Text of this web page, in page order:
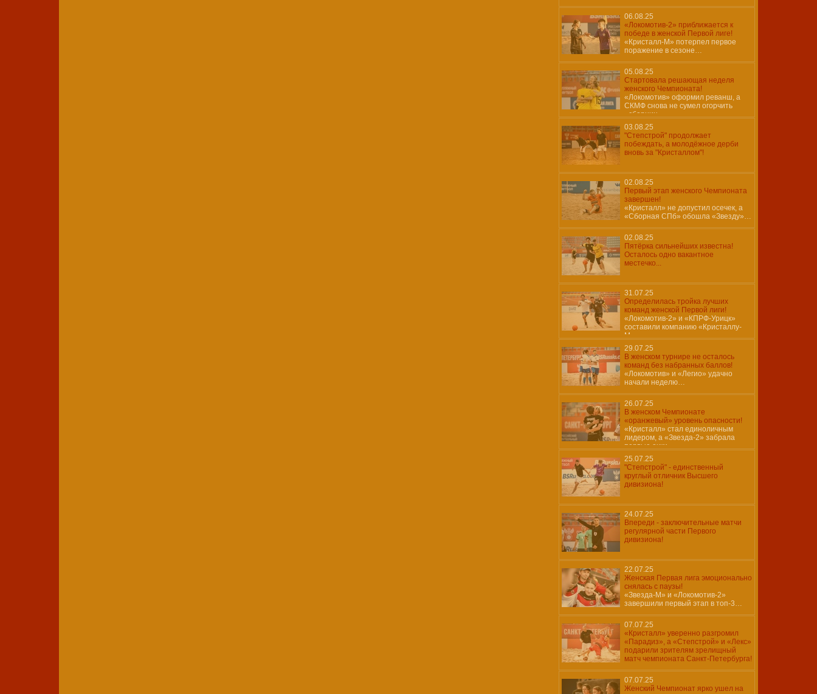
06.08.25
«Локомотив-2» приближается к
победе в женской Первой лиге!
«Кристалл-М» потерпел первое
поражение в сезоне…
05.08.25
Стартовала решающая неделя
женского Чемпионата!
«Локомотив» оформил реванш, а
СКМФ снова не сумел огорчить
«сборниц»…
03.08.25
"Степстрой" продолжает
побеждать, а молодёжное дерби
вновь за "Кристаллом"!
02.08.25
Первый этап женского Чемпионата
завершен!
«Кристалл» не допустил осечек, а
«Сборная СПб» обошла «Звезду»…
02.08.25
Пятёрка сильнейших известна!
Осталось одно вакантное
местечко...
31.07.25
Определилась тройка лучших
команд женской Первой лиги!
«Локомотив-2» и «КПРФ-Урицк»
составили компанию «Кристаллу-
М»…
29.07.25
В женском турнире не осталось
команд без набранных баллов!
«Локомотив» и «Легио» удачно
начали неделю…
26.07.25
В женском Чемпионате
«оранжевый» уровень опасности!
«Кристалл» стал единоличным
лидером, а «Звезда-2» забрала
первые очки
25.07.25
"Степстрой" - единственный
круглый отличник Высшего
дивизиона!
24.07.25
Впереди - заключительные матчи
регулярной части Первого
дивизиона!
22.07.25
Женская Первая лига эмоционально
снялась с паузы!
«Звезда-М» и «Локомотив-2»
завершили первый этап в топ-3…
07.07.25
«Кристалл» уверенно разгромил
«Парадиз», а «Степстрой» и «Лекс»
подарили зрителям зрелищный
матч чемпионата Санкт-Петербурга!
07.07.25
Женский Чемпионат ярко ушел на